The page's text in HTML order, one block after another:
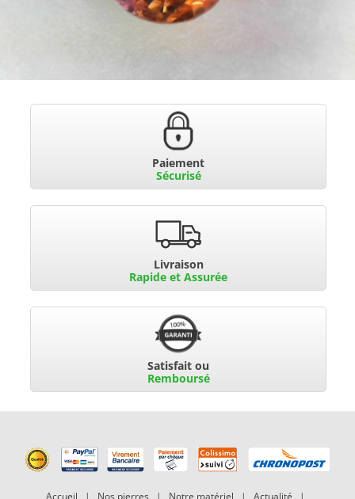
Paiement
Sécurisé
Livraison
Rapide et Assurée
Satisfait ou
Remboursé